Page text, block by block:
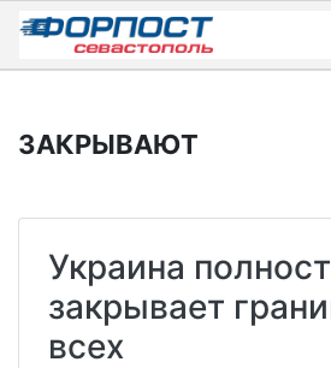
Skip
content
ЗАКРЫВАЮТ
Украина
закрывает
всех